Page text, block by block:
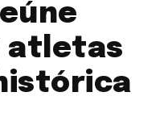
atletas